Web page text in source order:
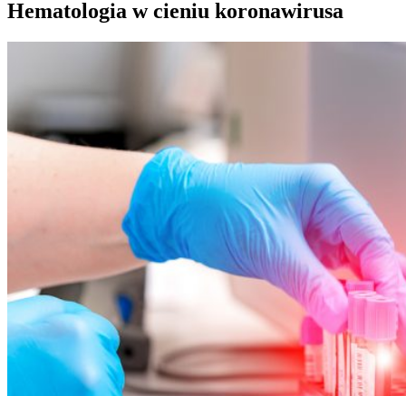
Hematologia w cieniu koronawirusa